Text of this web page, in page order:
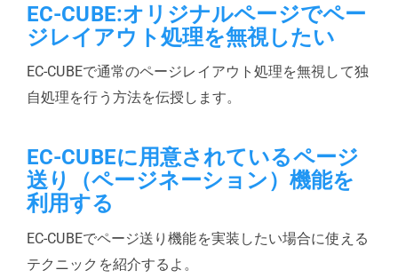
EC-CUBE:オリジナルページでペー
ジレイアウト処理を無視したい
EC-CUBEで通常のページレイアウト処理を無視して独
自処理を行う方法を伝授します。
EC-CUBEに用意されているページ
送り（ページネーション）機能を
利用する
EC-CUBEでページ送り機能を実装したい場合に使える
テクニックを紹介するよ。